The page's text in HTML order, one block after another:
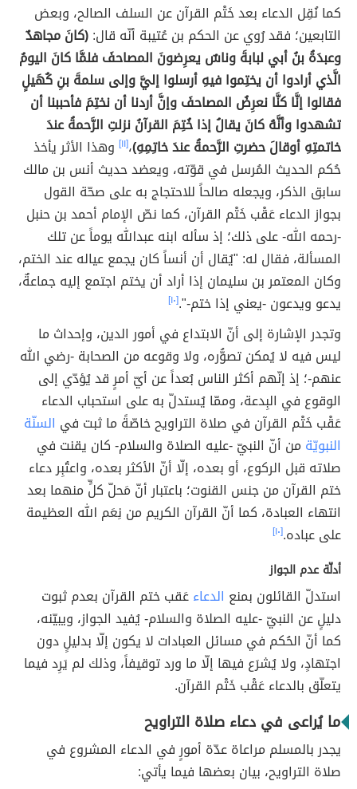
كما نُقِل الدعاء بعد خَتْم القرآن عن السلف الصالح، وبعض
التابعين؛ فقد رُوي عن الحكم بن عُتيبة أنّه قال:(كانَ مجاهدٌ
وعبدَةُ بنُ أبي لبابةَ وناسٌ يعرِضونَ المصاحفَ فلمَّا كانَ اليومُ
الَّذي أرادوا أن يختِموا فيهِ أرسلوا إليَّ وإلى سلمةَ بنِ كُهَيلٍ
فقالوا إنَّا كنَّا نعرِضُ المصاحفَ وإنَّ أردنا أن نختِمَ فأحببنا أن
تشهدوا وأنَّهُ كانَ يقالُ إذا خُتِمَ القرآنُ نزلتِ الرَّحمةُ عندَ
خاتمتِهِ أوقالَ حضرتِ الرَّحمةُ عندَ خاتِمِهِ)،[١١]
وهذا الأثر يأخذ
حُكم الحديث المُرسل في قوّته، ويعضد حديث أنس بن مالك
سابق الذكر، ويجعله صالحاً للاحتجاج به على صحّة القول
بجواز الدعاء عَقْب خَتْم القرآن، كما نصّ الإمام أحمد بن حنبل
-رحمه الله- على ذلك؛ إذ سأله ابنه عبدالله يوماً عن تلك
المسألة، فقال له: "يُقال أن أنساً كان يجمع عياله عند الختم،
وكان المعتمر بن سليمان إذا أراد أن يختم اجتمع إليه جماعةٌ،
يدعو ويدعون -يعني إذا ختم-".[١٠]
وتجدر الإشارة إلى أنّ الابتداع في أمور الدين، وإحداث ما
ليس فيه لا يُمكن تصوُّره، ولا وقوعه من الصحابة -رضي الله
عنهم-؛ إذ إنّهم أكثر الناس بُعداً عن أيّ أمرٍ قد يُؤدّي إلى
الوقوع في البِدعة، وممّا يُستدلّ به على استحباب الدعاء
عَقْب خَتْم القرآن في صلاة التراويح خاصّةً ما ثبت في السنّة
النبويّة من أنّ النبيّ -عليه الصلاة والسلام- كان يقنت في
صلاته قبل الركوع، أو بعده، إلّا أنّ الأكثر بعده، واعتُبِر دعاء
ختم القرآن من جنس القنوت؛ باعتبار أنّ مَحلّ كلٍّ منهما بعد
انتهاء العبادة، كما أنّ القرآن الكريم من نِعَم الله العظيمة
على عباده.[١٠]
أدلّة عدم الجواز
استدلّ القائلون بمنع الدعاءعَقب ختم القرآن بعدم ثبوت
دليلٍ عن النبيّ -عليه الصلاة والسلام- يُفيد الجواز، ويبيّنه،
كما أنّ الحُكم في مسائل العبادات لا يكون إلّا بدليلٍ دون
اجتهادٍ، ولا يُشرَع فيها إلّا ما ورد توقيفاً، وذلك لم يَرِد فيما
يتعلّق بالدعاء عَقْب خَتْم القرآن.
ما يُراعى في دعاء صلاة التراويح
يجدر بالمسلم مراعاة عدّة أمورٍ في الدعاء المشروع في
صلاة التراويح، بيان بعضها فيما يأتي: